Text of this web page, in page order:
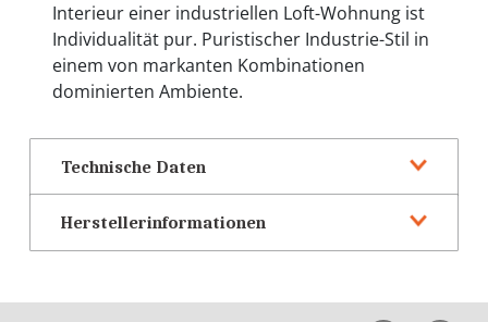
Interieur einer industriellen Loft-Wohnung ist
Individualität pur. Puristischer Industrie-Stil in
einem von markanten Kombinationen
dominierten Ambiente.
Technische Daten
Herstellerinformationen